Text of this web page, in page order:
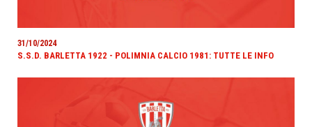
31/10/2024
S.S.D. BARLETTA 1922 - POLIMNIA CALCIO 1981: TUTTE LE INFO